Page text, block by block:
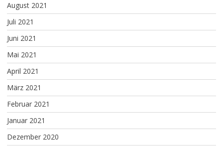
August 2021
Juli 2021
Juni 2021
Mai 2021
April 2021
März 2021
Februar 2021
Januar 2021
Dezember 2020